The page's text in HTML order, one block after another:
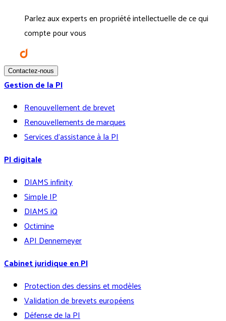
Parlez aux experts en propriété intellectuelle de ce qui
compte pour vous
Contactez-nous
Gestion de la PI
Renouvellement de brevet
Renouvellements de marques
Services d’assistance à la PI
PI digitale
DIAMS infinity
Simple IP
DIAMS iQ
Octimine
API Dennemeyer
Cabinet juridique en PI
Protection des dessins et modèles
Validation de brevets européens
Défense de la PI